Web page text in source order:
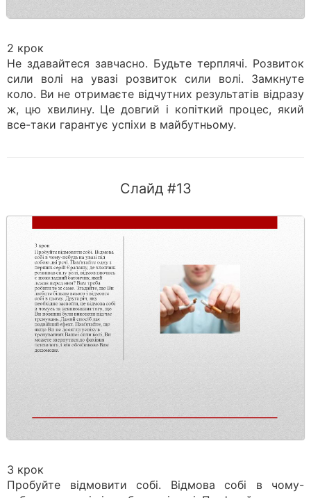
2 крок
Не здавайтеся завчасно. Будьте терплячі. Розвиток
сили волі на увазі розвиток сили волі. Замкнуте
коло. Ви не отримаєте відчутних результатів відразу
ж, цю хвилину. Це довгий і копіткий процес, який
все-таки гарантує успіхи в майбутньому.
Слайд #13
3 крок
Пробуйте відмовити собі. Відмова собі в чому-